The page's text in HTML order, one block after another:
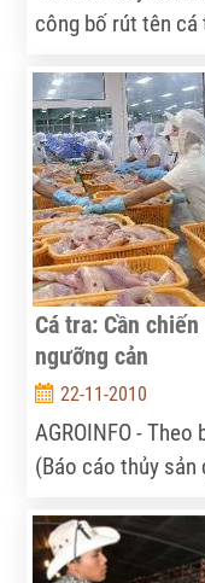
công bố rút tên
con cá Việt Nam
(ASC).
Cá tra: Cần
ngưỡng cản
22-11-2010
AGROINFO -
(Báo cáo thủy sản
nhiều khả năng sẽ
giảm xuất khẩu